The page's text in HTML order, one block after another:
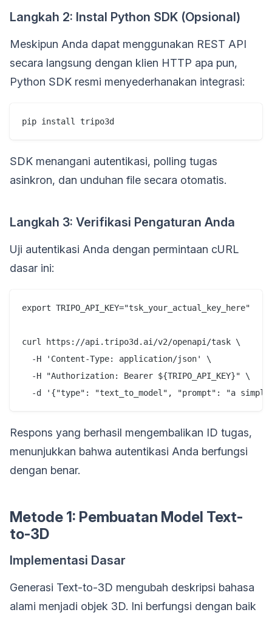
Langkah 2: Instal Python SDK (Opsional)
Meskipun Anda dapat menggunakan REST API
secara langsung dengan klien HTTP apa pun,
Python SDK resmi menyederhanakan integrasi:
SDK menangani autentikasi, polling tugas
asinkron, dan unduhan file secara otomatis.
Langkah 3: Verifikasi Pengaturan Anda
Uji autentikasi Anda dengan permintaan cURL
dasar ini:
export TRIPO_API_KEY="tsk_your_actual_key_here"
curl https://api.tripo3d.ai/v2/openapi/task \
  -H 'Content-Type: application/json' \
  -H "Authorization: Bearer ${TRIPO_API_KEY}" \
Respons yang berhasil mengembalikan ID tugas,
menunjukkan bahwa autentikasi Anda berfungsi
dengan benar.
Metode 1: Pembuatan Model Text-
to-3D
Implementasi Dasar
Generasi Text-to-3D mengubah deskripsi bahasa
alami menjadi objek 3D. Ini berfungsi dengan baik